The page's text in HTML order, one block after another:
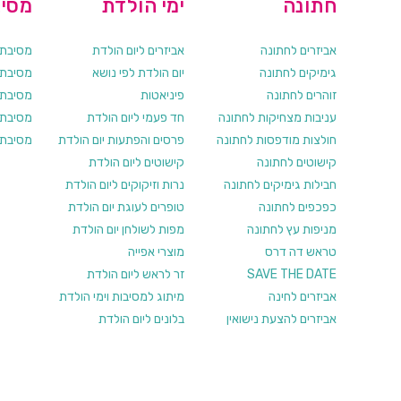
מסיבת
מסיבת
מסיבת
מסיבת
מסיבת
ימי הולדת
אביזרים ליום הולדת
יום הולדת לפי נושא
פיניאטות
חד פעמי ליום הולדת
פרסים והפתעות יום הולדת
קישוטים ליום הולדת
נרות וזיקוקים ליום הולדת
טופרים לעוגת יום הולדת
מפות לשולחן יום הולדת
מוצרי אפייה
זר לראש ליום הולדת
מיתוג למסיבות וימי הולדת
בלונים ליום הולדת
חתונה
אביזרים לחתונה
גימיקים לחתונה
זוהרים לחתונה
עניבות מצחיקות לחתונה
חולצות מודפסות לחתונה
קישוטים לחתונה
חבילות גימיקים לחתונה
כפכפים לחתונה
מניפות עץ לחתונה
טראש דה דרס
SAVE THE DATE
אביזרים לחינה
אביזרים להצעת נישואין